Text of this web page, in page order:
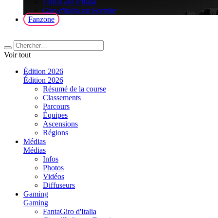
FantaGiro d'Italia
Giro d'Italia sur Fortnite
Fanzone
Voir tout
Édition 2026
Édition 2026
Résumé de la course
Classements
Parcours
Équipes
Ascensions
Régions
Médias
Médias
Infos
Photos
Vidéos
Diffuseurs
Gaming
Gaming
FantaGiro d'Italia